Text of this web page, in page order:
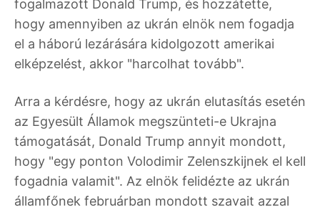
fogalmazott Donald Trump, és hozzátette,
hogy amennyiben az ukrán elnök nem fogadja
el a háború lezárására kidolgozott amerikai
elképzelést, akkor "harcolhat tovább".
Arra a kérdésre, hogy az ukrán elutasítás esetén
az Egyesült Államok megszünteti-e Ukrajna
támogatását, Donald Trump annyit mondott,
hogy "egy ponton Volodimir Zelenszkijnek el kell
fogadnia valamit". Az elnök felidézte az ukrán
államfőnek februárban mondott szavait azzal